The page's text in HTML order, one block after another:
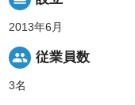
2013年6月
people 従業員数
3名